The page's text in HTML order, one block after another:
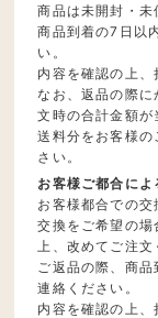
商品は未開封・未
商品到着の7日以
い。
内容を確認の上、
なお、返品の際
文時の合計金額
送料分をお客様
さい。
お客様ご都合によ
お客様都合での交
交換をご希望の
上、改めてご注文
ご返品の際、商
連絡ください。
内容を確認の上、